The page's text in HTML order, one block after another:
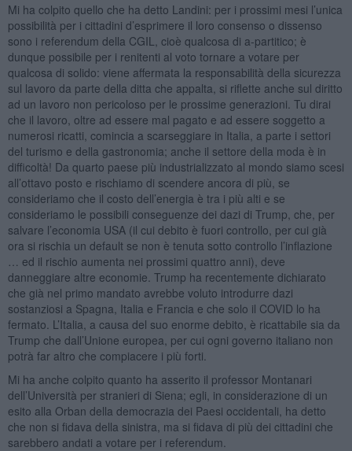
Mi ha colpito quello che ha detto Landini: per i prossimi mesi l’unica
possibilità per i cittadini d’esprimere il loro consenso o dissenso
sono i referendum della CGIL, cioè qualcosa di a-partitico; è
dunque possibile per i renitenti al voto tornare a votare per
qualcosa di solido: viene affermata la responsabilità della sicurezza
sul lavoro da parte della ditta che appalta, si riflette anche sul diritto
ad un lavoro non pericoloso per le prossime generazioni. Tu dirai
che il lavoro, oltre ad essere mal pagato e ad essere soggetto a
numerosi ricatti, comincia a scarseggiare in Italia, a parte i settori
del turismo e della gastronomia; anche il settore della moda è in
difficoltà! Da quarto paese più industrializzato al mondo siamo scesi
all’ottavo posto e rischiamo di scendere ancora di più, se
consideriamo che il costo dell’energia è tra i più alti e se
consideriamo le possibili conseguenze dei dazi di Trump, che, per
salvare l’economia USA (il cui debito è fuori controllo, per cui già
ora si rischia un default se non è tenuta sotto controllo l’inflazione
… ed il rischio aumenta nei prossimi quattro anni), deve
danneggiare altre economie. Trump ha recentemente dichiarato
che già nel primo mandato avrebbe voluto introdurre dazi
sostanziosi a Spagna, Italia e Francia e che solo il COVID lo ha
fermato. L’Italia, a causa del suo enorme debito, è ricattabile sia da
Trump che dall’Unione europea, per cui ogni governo italiano non
potrà far altro che compiacere i più forti.
Mi ha anche colpito quanto ha asserito il professor Montanari
dell’Università per stranieri di Siena; egli, in considerazione di un
esito alla Orban della democrazia dei Paesi occidentali, ha detto
che non si fidava della sinistra, ma si fidava di più dei cittadini che
sarebbero andati a votare per i referendum.